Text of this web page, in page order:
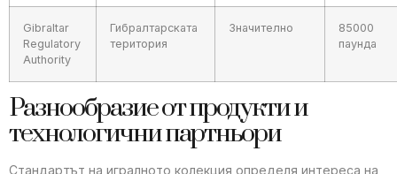
Gibraltar
Regulatory
Authority
Гибралтарската
територия
Значително
85000
паунда
Разнообразие от продукти и
технологични партньори
Стандартът на игралното колекция определя интереса на